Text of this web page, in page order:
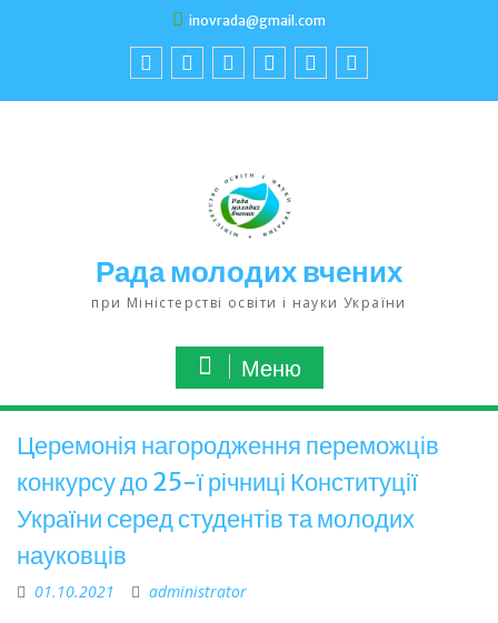
inovrada@gmail.com
Рада молодих вчених
при Міністерстві освіти і науки України
Меню
Церемонія нагородження переможців
конкурсу до 25-ї річниці Конституції
України серед студентів та молодих
науковців
01.10.2021 administrator